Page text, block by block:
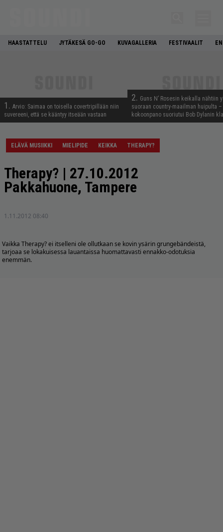
HAASTATTELU JYTÄKESÄ GO-GO KUVAGALLERIA FESTIVAALIT
1. Arvio: Saimaa on toisella covertripillään niin
suvereeni, että se kääntyy itseään vastaan
2. Guns N’ Rosesin keikalla nähtiin
suoraan country-maailman huipulta
kokoonpano suoriutui Bob Dylanin
ELÄVÄ MUSIIKKI MIELIPIDE KEIKKA THERAPY?
Therapy? | 27.10.2012
Pakkahuone, Tampere
1.11.2012 08:40
Vaikka Therapy? ei itselleni ole ollutkaan se kovin ysärin grungebändeistä,
tarjoaa se lokakuisessa lauantaissa huomattavasti ennakko-odotuksia
enemmän.